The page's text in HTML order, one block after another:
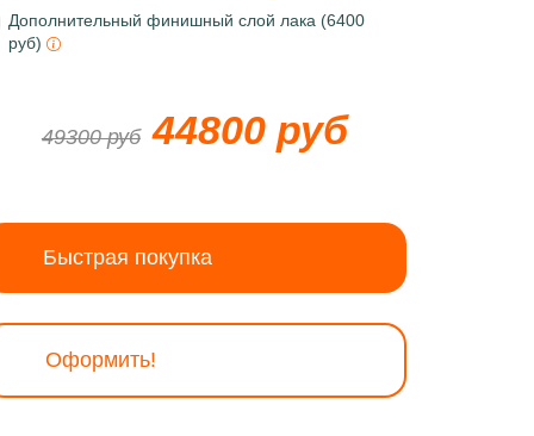
Дополнительный финишный слой лака (6400
руб)
49300 руб 44800 руб
Быстрая покупка
Оформить!